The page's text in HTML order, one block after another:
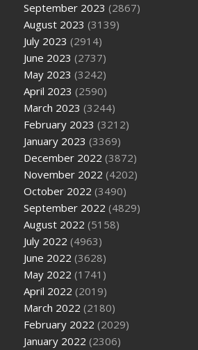
September 2023 (2867)
August 2023 (3139)
July 2023 (2914)
June 2023 (2737)
May 2023 (3242)
April 2023 (2590)
March 2023 (3244)
February 2023 (3212)
January 2023 (3369)
December 2022 (3872)
November 2022 (4202)
October 2022 (3490)
September 2022 (4829)
August 2022 (5158)
July 2022 (4963)
June 2022 (3628)
May 2022 (1741)
April 2022 (2019)
March 2022 (2180)
February 2022 (2029)
January 2022 (2306)